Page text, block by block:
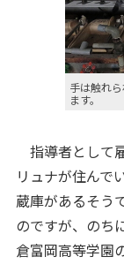
手は触れ
ます。
指導者として
リュナが住んで
蔵庫があるそう
のですが、のち
倉富岡高等学園